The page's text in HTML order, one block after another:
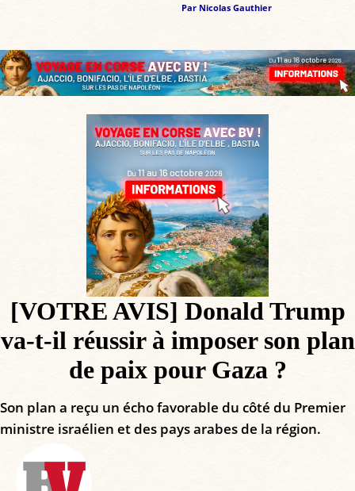
Par Nicolas Gauthier
[VOTRE AVIS] Donald Trump
va-t-il réussir à imposer son plan
de paix pour Gaza ?
Son plan a reçu un écho favorable du côté du Premier
ministre israélien et des pays arabes de la région.